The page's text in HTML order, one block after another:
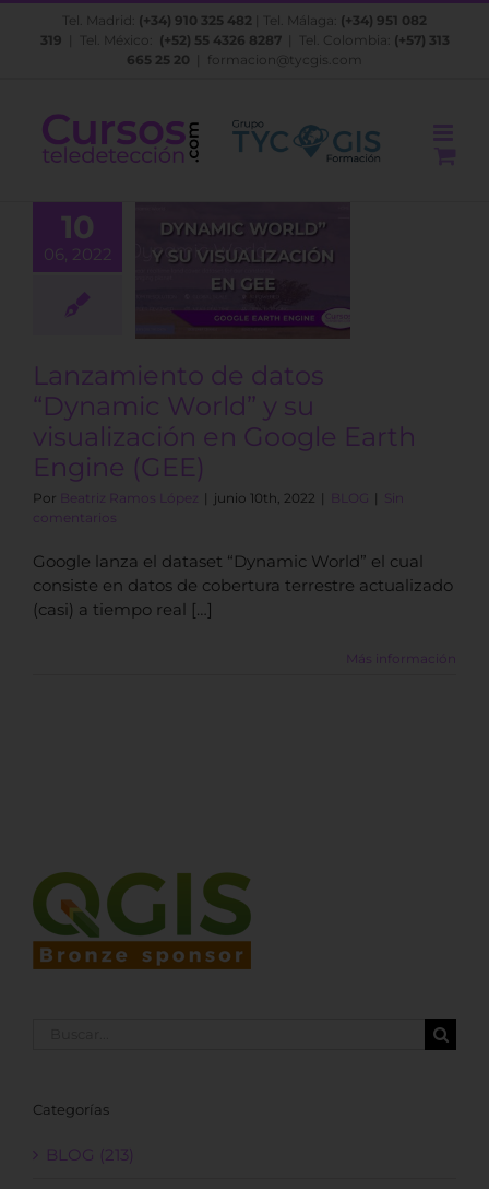
Saltar
Tel. Madrid: (+34) 910 325 482 | Tel. Málaga: (+34) 951 082
319 | Tel. México: (+52) 55 4326 8287| Tel. Colombia: (+57) 313
665 25 20
formacion@tycgis.com
10
06, 2022
de
“Dynamic
y su
en
Lanzamiento de datos
“Dynamic World” y su
visualización en Google Earth
Engine (GEE)
Por Beatriz Ramos López | junio 10th, 2022 | BLOG | Sin
comentarios
Google lanza el dataset “Dynamic World” el cual
consiste en datos de cobertura terrestre actualizado
(casi) a tiempo real […]
Más información
Categorías
BLOG (213)